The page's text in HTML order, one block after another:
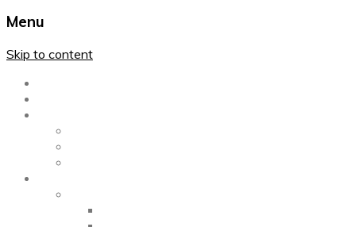
Menu
Skip to content